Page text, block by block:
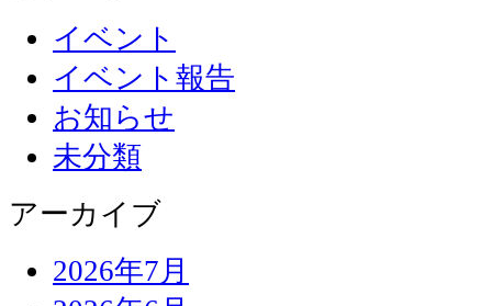
イベント
イベント報告
お知らせ
未分類
アーカイブ
2026年7月